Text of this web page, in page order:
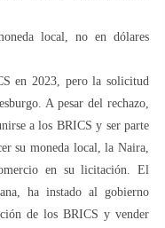
local, no en dólares
en 2023, pero la solicitud
A pesar del rechazo,
a los BRICS y ser parte
su moneda local, la Naira,
en su licitación. El
ha instado al gobierno
de los BRICS y vender